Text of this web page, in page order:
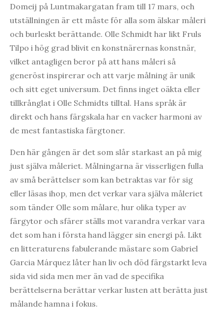
Domeij på Luntmakargatan fram till 17 mars, och
utställningen är ett måste för alla som älskar måleri
och burleskt berättande. Olle Schmidt har likt Fruls
Tilpo i hög grad blivit en konstnärernas konstnär,
vilket antagligen beror på att hans måleri så
generöst inspirerar och att varje målning är unik
och sitt eget universum. Det finns inget oäkta eller
tillkrånglat i Olle Schmidts tilltal. Hans språk är
direkt och hans färgskala har en vacker harmoni av
de mest fantastiska färgtoner.
Den här gången är det som slår starkast an på mig
just själva måleriet. Målningarna är visserligen fulla
av små berättelser som kan betraktas var för sig
eller läsas ihop, men det verkar vara själva måleriet
som tänder Olle som målare, hur olika typer av
färgytor och sfärer ställs mot varandra verkar vara
det som han i första hand lägger sin energi på. Likt
en litteraturens fabulerande mästare som Gabriel
Garcia Márquez låter han liv och död färgstarkt leva
sida vid sida men mer än vad de specifika
berättelserna berättar verkar lusten att berätta just
målande hamna i fokus.